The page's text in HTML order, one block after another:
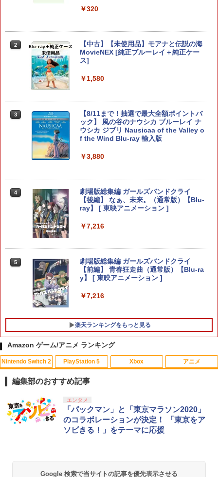
￥5,676
￥5,742
期購入封入特典】DLCチラシ)
￥5,940
お役立ちセット)
￥3,484
コード付属なし］
￥3,840
￥3,980
ンメント(20250925)
￥4,680
【中古】Wiiスポーツ リゾート (「Wiiモ
ーションプラス (シロ) 」1個同梱)
￥1,627
【8/11まで！抽選で最大全額ポイントバ
ック】 1ヶ月保証！ 8BitDo USB Wirele
ss Adapter 2 ワイヤレス USBアダプタ
Windows Mac Raspbery Xbox Series
X＆S One コントローラー Bluetoothコ
￥2,690
【中古】無限航路
んしん延長保証（自然故障＋物損プラ
カー保証期間含め家電5年間/PC・タブレ
ット3年間保証）、物損故障：本保証開
始日から5年間保証
￥4,800
￥320
2
【中古】【未使用品】モアナと伝説の海
MovieNEX [純正ブルーレイ＋純正ケー
ス]
￥1,580
3
【8/11まで！抽選で最大全額ポイントバ
ック】 風の谷のナウシカ ブルーレイ ナ
ウシカ ジブリ Nausicaa of the Valley o
f the Wind Blu-ray 輸入版
￥3,880
4
劇場版総集編 ガールズバンドクライ
【後編】 なぁ、未来。（通常版）【Blu-
ray】 [ 東映アニメーション ]
￥7,216
5
劇場版総集編 ガールズバンドクライ
【前編】 青春狂走曲（通常版）【Blu-ra
y】 [ 東映アニメーション ]
￥7,216
楽天ランキングをもっと見る
Amazon ゲーム/アニメ ランキング
Nintendo Switch 2
1
スプラトゥーン レイダース|オンライン
コード版
￥5,832
スプラトゥーン レイダース -Switch2
PlayStation 5
1
PlayStation 5 デジタル・エディション
日本語専用 Console Language: Japan
ese only (CFI-2200B01)
￥55,000
Beast of Reincarnation -PS5 【特典】
Xbox
1
【純正品】Xbox ワイヤレス コントロー
ラー + USB-C® ケーブル
￥8,300
2
【純正品】Xbox ワイヤレス コントロー
ラー (ロボット ホワイト)
アニメ
1
劇場版「鬼滅の刃」無限城編 第一章 猗
窩座再来 通常版 [Blu-ray]
￥3,982
劇場版「鬼滅の刃」無限城編 第一章 猗
編集部のおすすめ記事
エンタメ
「パックマン」と「東京マラソン2020」
のコラボレーションが決定！ 「東京をア
ソビきる！」をテーマに応援
Google 検索で当サイトの記事を優先表示させる